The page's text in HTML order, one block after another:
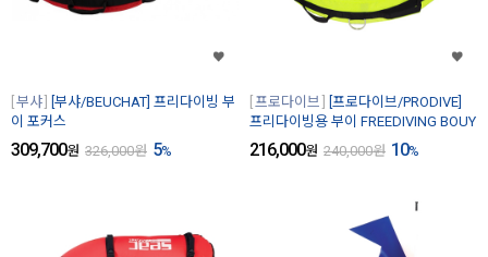
부샤
[부샤/BEUCHAT] 프리다이빙 부
이 포커스
309,700원 326,000원 5%
프로다이브
[프로다이브/PRODIVE]
프리다이빙용 부이 FREEDIVING BOUY
216,000원 240,000원 10%